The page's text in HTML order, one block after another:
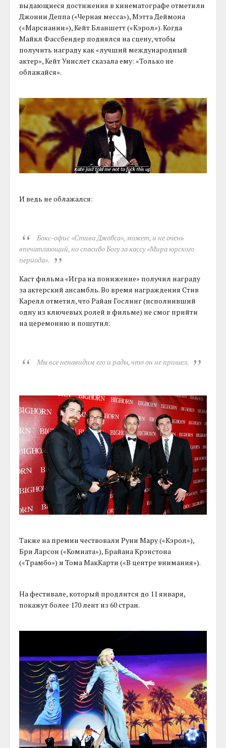
выдающиеся достижения в кинематографе отметили
Джонни Деппа («Черная месса»), Мэтта Деймона
(«Марсианин»), Кейт Бланшетт («Кэрол»). Когда
Майкл Фассбендер поднялся на сцену, чтобы
получить награду как «лучший международный
актер», Кейт Уинслет сказала ему: «Только не
облажайся».
И ведь не облажался:
Бокс-офис «Стива Джобса», может, и не очень
впечатляющий, но спасибо Богу за кассу «Мира юрского
периода».
Каст фильма «Игра на понижение» получил награду
за актерский ансамбль. Во время награждения Стив
Карелл отметил, что Райан Гослинг (исполнивший
одну из ключевых ролей в фильме) не смог прийти
на церемонию и пошутил:
Мы все ненавидим его и рады, что он не пришел.
Также на премии чествовали Руни Мару («Кэрол»),
Бри Ларсон («Комната»), Брайана Крэнстона
(«Трамбо») и Тома МакКарти («В центре внимания»).
На фестивале, который продлится до 11 января,
покажут более 170 лент из 60 стран.